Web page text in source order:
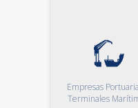
Empresas
Terminales